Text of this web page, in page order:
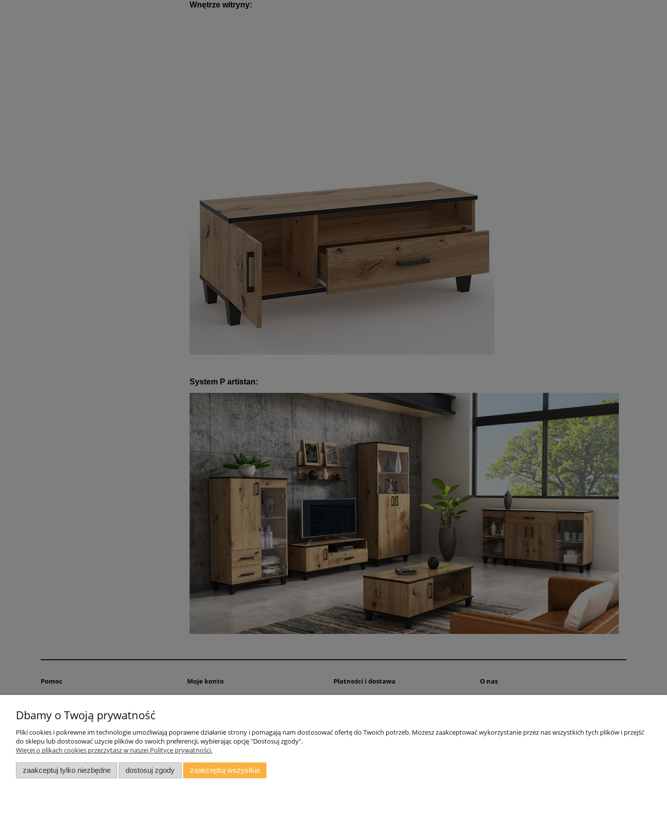
Wnętrze witryny:
System P artistan:
Pomoc
Regulamin
Moje konto Płatności i dostawa O nas
O firmie
Dbamy o Twoją prywatność
Pliki cookies i pokrewne im technologie umożliwiają poprawne działanie strony i pomagają nam dostosować ofertę do Twoich potrzeb. Możesz zaakceptować wykorzystanie przez nas wszystkich tych plików i przejść
do sklepu lub dostosować użycie plików do swoich preferencji, wybierając opcję "Dostosuj zgody".
Więcej o plikach cookies przeczytasz w naszej Polityce prywatności.
zaakceptuj tylko niezbędne dostosuj zgody zaakceptuj wszystkie